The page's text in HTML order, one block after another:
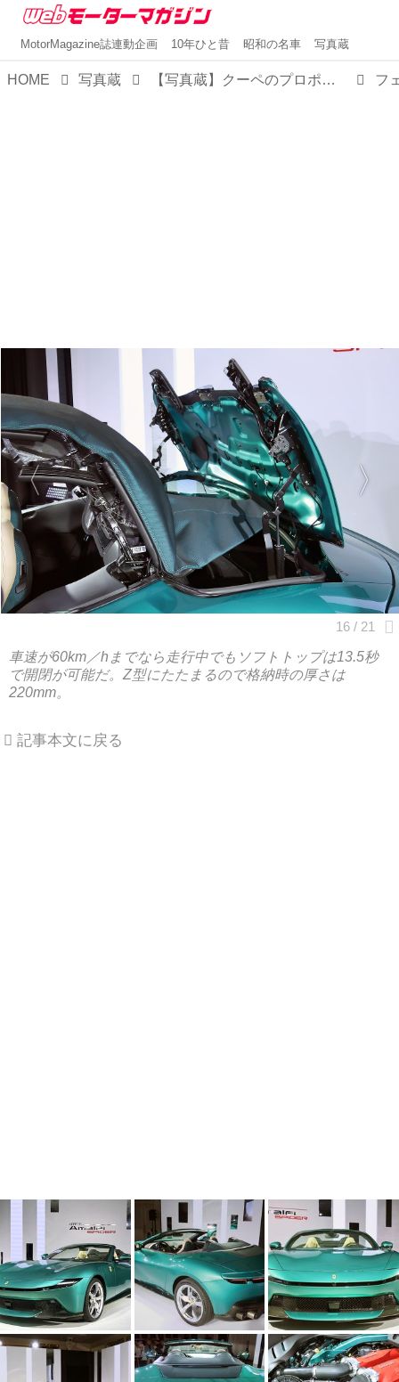
MotorMagazine誌連動企画 10年ひと昔 昭和の名車 写真蔵
HOME 写真蔵 【写真蔵】クーペのプロポーションをそのままにオープン化した、フェラーリ「アマルフィ スパイダー」
車速が60km／hまでなら走行中でもソフトトップは13.5秒
で開閉が可能だ。Z型にたたまるので格納時の厚さは
220mm。
記事本文に戻る